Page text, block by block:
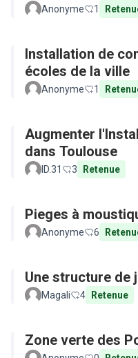
Anonyme 1
Installation de
écoles de la ville
Anonyme 1
Augmenter
dans Toulouse
ID.31 3 Retenue
Pieges à
Anonyme 6
Une structure de
Magali 4 Retenue
Zone verte des